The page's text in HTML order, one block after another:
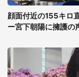
顔面付近の155キロ
ー宮下朝陽に擁護の